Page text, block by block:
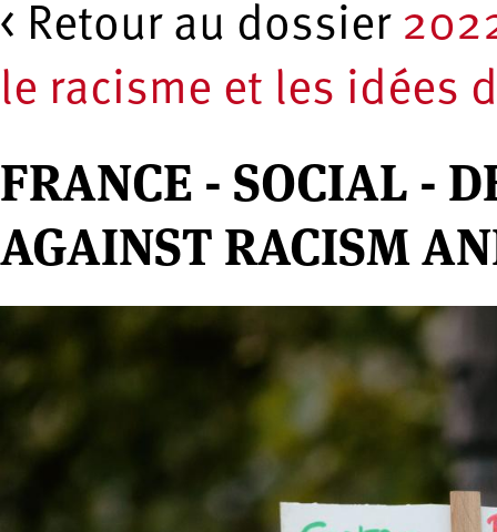
< Retour au dossier
le racisme et les idées
FRANCE - SOCIAL -
AGAINST RACISM